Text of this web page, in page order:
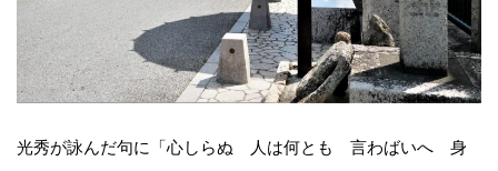
光秀が詠んだ句に「心しらぬ 人は何とも 言わばいへ 身